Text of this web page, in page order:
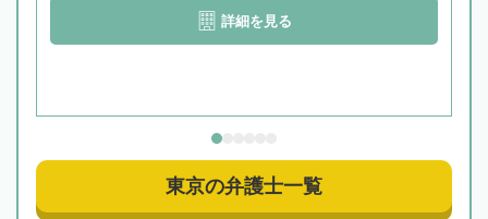
詳細を見る
東京の弁護士一覧